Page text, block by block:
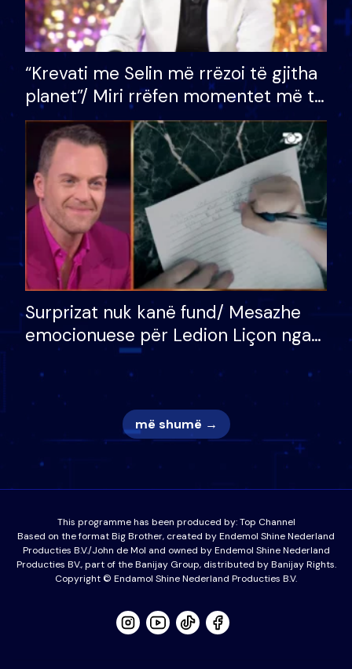
“Krevati me Selin më rrëzoi të gjitha
planet”/ Miri rrëfen momentet më të
bukura në shtëpinë e BB VIP: Do më
mungojë zilja e mëngjesit kur…
Surprizat nuk kanë fund/ Mesazhe
emocionuese për Ledion Liçon nga
nëna dhe fëmijët e tij, moderatori
nuk i mban dot lotët: Nuk meritoj…
më shumë →
This programme has been produced by:Top Channel
Based on the format Big Brother, created by Endemol Shine Nederland
Producties B.V./John de Mol and owned by Endemol Shine Nederland
Producties BV., part of the Banijay Group, distributed by Banijay Rights.
Copyright © Endamol Shine Nederland Producties B.V.